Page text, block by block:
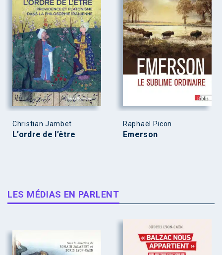
Christian Jambet
L’ordre de l’être
Raphaël Picon
Emerson
LES MÉDIAS EN PARLENT